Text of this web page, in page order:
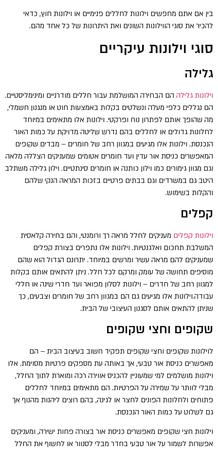
בין אם אתם מחפשים וילונות לחללים פנימיים או וילונות חוץ, כדאי
להכיר את סוגי הווילונות השונים ואת היתרונות של כל אחד מהם.
סוגי וילונות עיקריים
גלילה
וילונות גלילה הם הבחירה המושלמת עבור חללים מודרניים ומינימליסטיים.
הם נגללים כלפי מעלה ונשלטים בקלות באמצעות חוט או מנגנון חשמלי,
מה שהופך אותם לפתרון נוח ופרקטי. וילונות אלו מתאימים במיוחד
לחלונות גדולים או לחללים בהם נדרש שליטה מדויקת על כמות האור
הנכנסת. וילונות אלו מגיעים במגוון רחב של חומרים – מבדים שקופים
המאפשרים כניסת אור עדין ועד חומרים אטומים שמעניקים הצללה מלאה
וגם מגוון גימורים כמו וילון כותנה או חומרים סינתטיים. וילון גלילה משתלב
היטב גם במשרדים וגם בבתים פרטיים בזכות המראה הנקי שלהם
והקלות בשימוש.
קפלים
וילונות קפלים מעניקים לחלל מראה רך ורומנטי, והם בחירה קלאסית
המשלבת תחכום ואלגנטיות. וילונות אלו נתפרים בצורת קפלים
שמעניקים להם מראה עשיר ומרשים במיוחד. יתרונם הגדול הוא שהם
מוסיפים תחושה של עומק ומרקם לכל חלל. ניתן להתאים אותם בקלות
למגוון רחב של חדרים – וילונות לסלון מפואר ועד חדרי שינה או חללי
עבודה.וילונות אלו מגיעים גם הם במגוון רחב של חומרים וצבעים, כך
שניתן להתאים אותם לסגנון העיצובי של הבית.
שקופים וחצי שקופים
לוילונות שקופים וחצי שקופים תפקיד חשוב בעיצוב הבית – הם
מאפשרים כניסת אור טבעי, אך באותה עת מספקים פרטיות מסוימת. אלו
וילונות מושלמים למי שמעוניין להכניס אווירה רכה ומוארת לתוך החלל,
מבלי לוותר על שמירה על הפרטיות. הם מתאימים במיוחד לחללים
פתוחים ולחלונות הפונים לחצר או לגינה, בהם רוצים ליהנות מהנוף אך
גם לשלוט על כמות האור הנכנסת.
וילונות חצי שקופים מאפשרים כניסת אור בצורה פחות ישירה, ומעניקים
אפשרות לשמור על אור טבעי בחדר מבלי לסנוור או לחשוף את החלל